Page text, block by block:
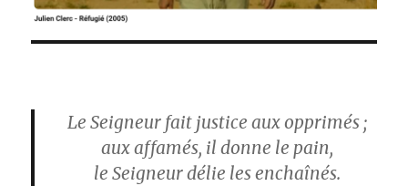
Le Seigneur fait justice aux opprimés ;
aux affamés, il donne le pain,
le Seigneur délie les enchaînés.